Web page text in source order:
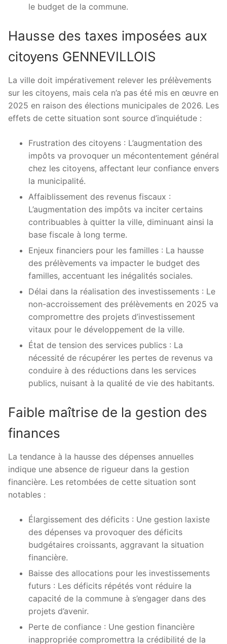
le budget de la commune.
Hausse des taxes imposées aux
citoyens GENNEVILLOIS
La ville doit impérativement relever les prélèvements
sur les citoyens, mais cela n’a pas été mis en œuvre en
2025 en raison des élections municipales de 2026. Les
effets de cette situation sont source d’inquiétude :
Frustration des citoyens : L’augmentation des
impôts va provoquer un mécontentement général
chez les citoyens, affectant leur confiance envers
la municipalité.
Affaiblissement des revenus fiscaux :
L’augmentation des impôts va inciter certains
contribuables à quitter la ville, diminuant ainsi la
base fiscale à long terme.
Enjeux financiers pour les familles : La hausse
des prélèvements va impacter le budget des
familles, accentuant les inégalités sociales.
Délai dans la réalisation des investissements : Le
non-accroissement des prélèvements en 2025 va
compromettre des projets d’investissement
vitaux pour le développement de la ville.
État de tension des services publics : La
nécessité de récupérer les pertes de revenus va
conduire à des réductions dans les services
publics, nuisant à la qualité de vie des habitants.
Faible maîtrise de la gestion des
finances
La tendance à la hausse des dépenses annuelles
indique une absence de rigueur dans la gestion
financière. Les retombées de cette situation sont
notables :
Élargissement des déficits : Une gestion laxiste
des dépenses va provoquer des déficits
budgétaires croissants, aggravant la situation
financière.
Baisse des allocations pour les investissements
futurs : Les déficits répétés vont réduire la
capacité de la commune à s’engager dans des
projets d’avenir.
Perte de confiance : Une gestion financière
inappropriée compromettra la crédibilité de la